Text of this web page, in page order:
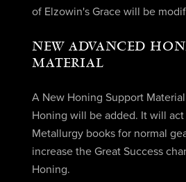
of Elzowin's Grace will be
NEW ADVANCED
MATERIAL
A New Honing Support
Honing will be added. It will act
Metallurgy books for normal
increase the Great Success
Honing.